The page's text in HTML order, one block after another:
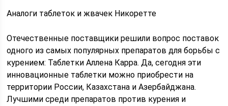
Аналоги таблеток и жвачек Никоретте
Отечественные поставщики решили вопрос поставок
одного из самых популярных препаратов для борьбы с
курением: Таблетки Аллена Карра. Да, сегодня эти
инновационные таблетки можно приобрести на
территории России, Казахстана и Азербайджана.
Лучшими среди препаратов против курения и